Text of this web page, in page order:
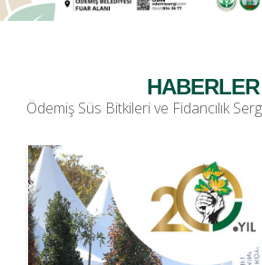
HABERLER
Ödemiş Süs Bitkileri ve Fidancılık